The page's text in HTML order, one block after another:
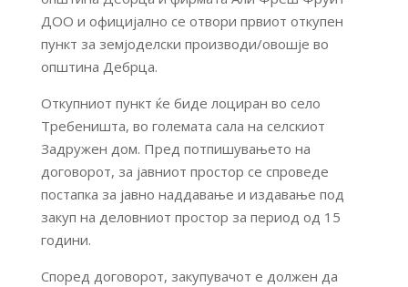
ДОО и официјално се отвори првиот откупен
пункт за земјоделски производи/овошје во
општина Дебрца.
Откупниот пункт ќе биде лоциран во село
Требеништа, во големата сала на селскиот
Задружен дом. Пред потпишувањето на
договорот, за јавниот простор се спроведе
постапка за јавно наддавање и издавање под
закуп на деловниот простор за период од 15
години.
Според договорот, закупувачот е должен да